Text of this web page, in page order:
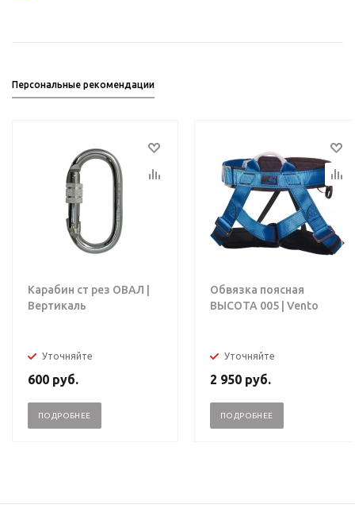
Персональные рекомендации
Карабин ст рез ОВАЛ |
Вертикаль
Уточняйте
600 руб.
ПОДРОБНЕЕ
Обвязка поясная
ВЫСОТА 005 | Vento
Уточняйте
2 950 руб.
ПОДРОБНЕЕ